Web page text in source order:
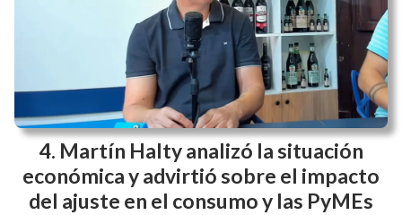
Martín Halty analizó la situación
económica y advirtió sobre el impacto
del ajuste en el consumo y las PyMEs